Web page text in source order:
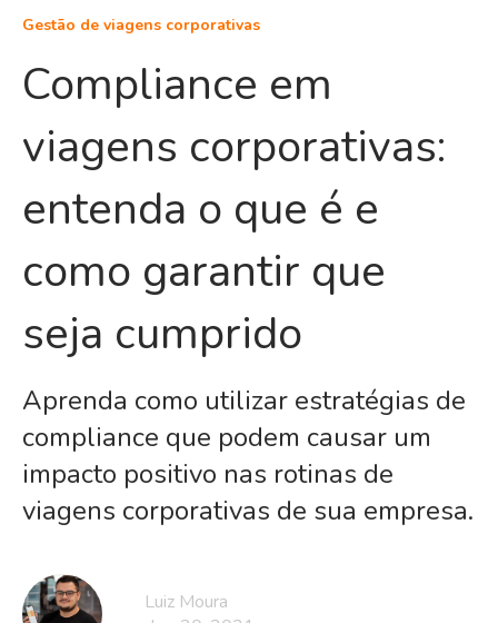
Gestão de viagens corporativas
Compliance em
viagens corporativas:
entenda o que é e
como garantir que
seja cumprido
Aprenda como utilizar estratégias de
compliance que podem causar um
impacto positivo nas rotinas de
viagens corporativas de sua empresa.
Luiz Moura